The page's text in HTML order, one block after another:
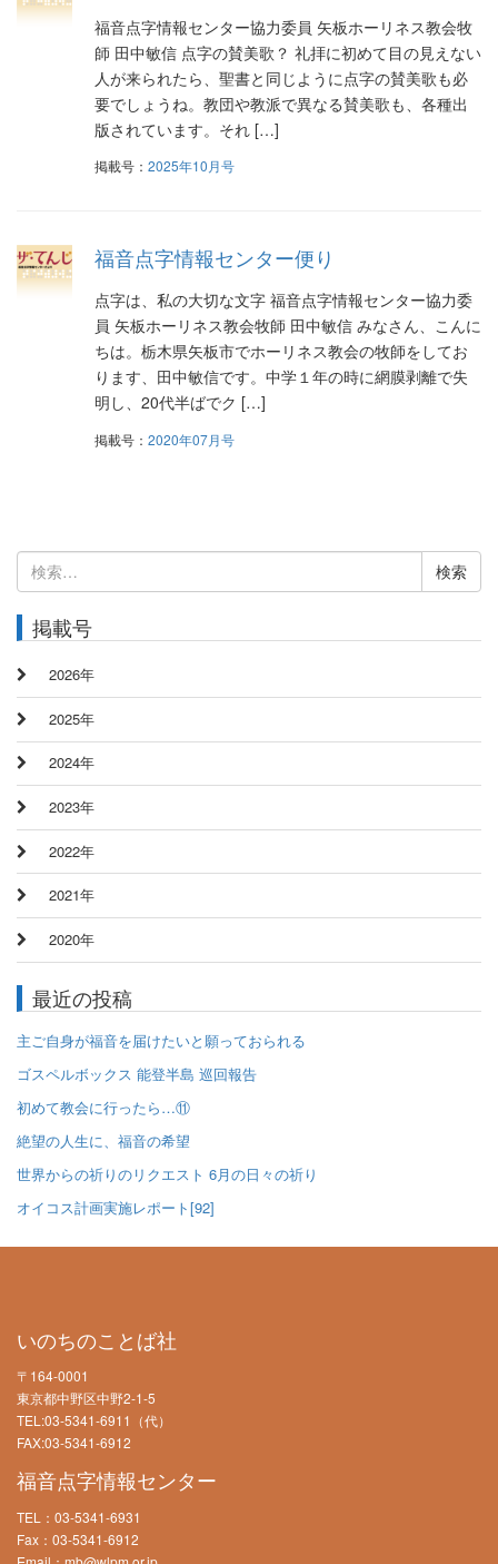
福音点字情報センター協力委員 矢板ホーリネス教会牧
師 田中敏信 点字の賛美歌？ 礼拝に初めて目の見えない
人が来られたら、聖書と同じように点字の賛美歌も必
要でしょうね。教団や教派で異なる賛美歌も、各種出
版されています。それ […]
掲載号： 2025年10月号
福音点字情報センター便り
点字は、私の大切な文字 福音点字情報センター協力委
員 矢板ホーリネス教会牧師 田中敏信 みなさん、こんに
ちは。栃木県矢板市でホーリネス教会の牧師をしてお
ります、田中敏信です。中学１年の時に網膜剥離で失
明し、20代半ばでク […]
掲載号： 2020年07月号
検
索:
掲載号
2026年
2025年
2024年
2023年
2022年
2021年
2020年
最近の投稿
主ご自身が福音を届けたいと願っておられる
ゴスペルボックス 能登半島 巡回報告
初めて教会に行ったら…⑪
絶望の人生に、福音の希望
世界からの祈りのリクエスト 6月の日々の祈り
オイコス計画実施レポート[92]
いのちのことば社
〒164-0001
東京都中野区中野2-1-5
TEL:03-5341-6911（代）
FAX:03-5341-6912
福音点字情報センター
TEL：03-5341-6931
Fax：03-5341-6912